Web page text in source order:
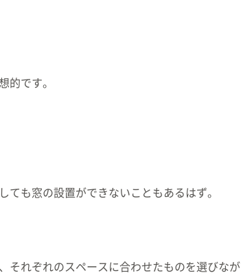
的です。
ても窓の設置ができないこともあるはず。
それぞれのスペースに合わせたものを選びなが